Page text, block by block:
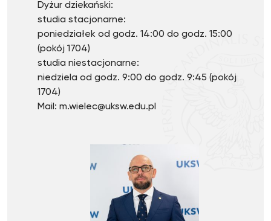
Dyżur dziekański:
studia stacjonarne:
poniedziałek od godz. 14:00 do godz. 15:00
(pokój 1704)
studia niestacjonarne:
niedziela od godz. 9:00 do godz. 9:45 (pokój
1704)
Mail: m.wielec@uksw.edu.pl